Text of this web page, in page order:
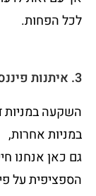
לכל הפחות.
3. איתנות פיננסית של החברה:
השקעה במניות
במניות אחרות,
גם כאן אנחנו
הספציפית על